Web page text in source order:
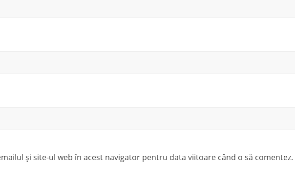
și site-ul web în acest navigator pentru data viitoare când o să comentez.